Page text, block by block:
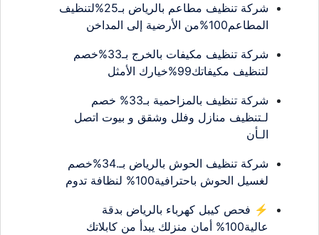
شركة تنظيف مطاعم بالرياض بـ25%لتنظيف
المطاعم100%من الأرضية إلى المداخن
شركة تنظيف مكيفات بالخرج بـ33%خصم
لتنظيف مكيفاتك99%خيارك الأمثل
شركة تنظيف بالمزاحمية بـ33% خصم
لـتنظيف منازل وفلل وشقق و بيوت اتصل
الـأن
شركة تنظيف الحوش بالرياض بـ.34%خصم
لغسيل الحوش باحترافية100% لنظافة تدوم
⚡ فحص كيبل كهرباء بالرياض بدقة
عالية100% أمان منزلك يبدأ من كابلاتك